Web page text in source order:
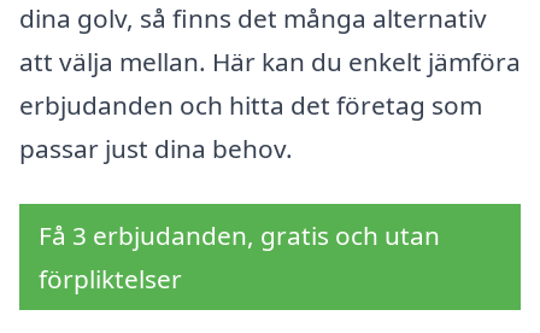
dina golv, så finns det många alternativ
att välja mellan. Här kan du enkelt jämföra
erbjudanden och hitta det företag som
passar just dina behov.
Få 3 erbjudanden, gratis och utan
förpliktelser